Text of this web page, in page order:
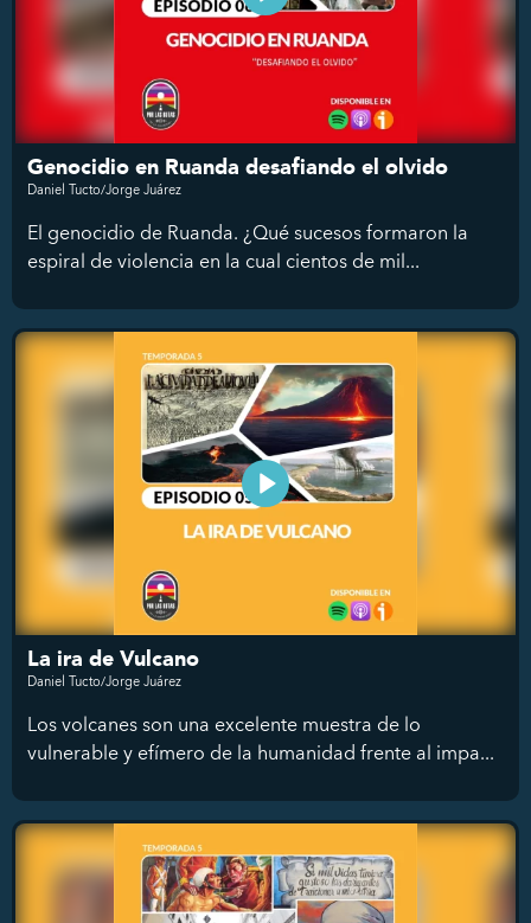
Genocidio en Ruanda desafiando el olvido
Daniel Tucto/Jorge Juárez
El genocidio de Ruanda. ¿Qué sucesos formaron la
espiral de violencia en la cual cientos de mil...
La ira de Vulcano
Daniel Tucto/Jorge Juárez
Los volcanes son una excelente muestra de lo
vulnerable y efímero de la humanidad frente al impa...